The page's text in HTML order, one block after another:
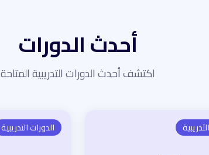
أحدث الدورات
اكتشف أحدث الدورات التدريبية المتاحة
الدورات التدريبية